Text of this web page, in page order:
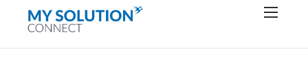
Connecteurs